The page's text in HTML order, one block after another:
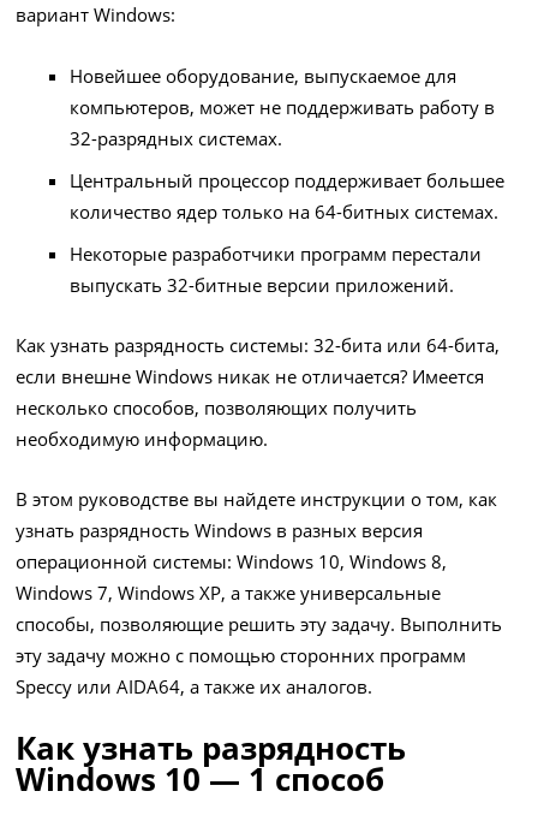
вариант Windows:
Новейшее оборудование, выпускаемое для
компьютеров, может не поддерживать работу в
32-разрядных системах.
Центральный процессор поддерживает большее
количество ядер только на 64-битных системах.
Некоторые разработчики программ перестали
выпускать 32-битные версии приложений.
Как узнать разрядность системы: 32-бита или 64-бита,
если внешне Windows никак не отличается? Имеется
несколько способов, позволяющих получить
необходимую информацию.
В этом руководстве вы найдете инструкции о том, как
узнать разрядность Windows в разных версия
операционной системы: Windows 10, Windows 8,
Windows 7, Windows XP, а также универсальные
способы, позволяющие решить эту задачу. Выполнить
эту задачу можно с помощью сторонних программ
Speccy или AIDA64, а также их аналогов.
Как узнать разрядность
Windows 10 — 1 способ